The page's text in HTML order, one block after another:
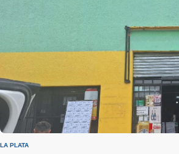
LA PLATA